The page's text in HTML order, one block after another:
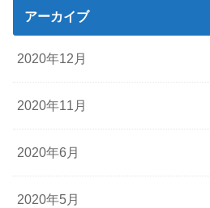
アーカイブ
2020年12月
2020年11月
2020年6月
2020年5月